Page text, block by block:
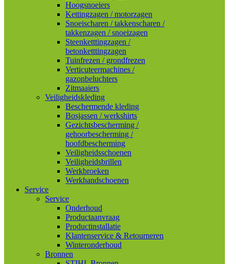
Hoogsnoeiers
Kettingzagen / motorzagen
Snoeischaren / takkenscharen /
takkenzagen / snoeizagen
Steenketttingzagen /
betonketttingzagen
Tuinfrezen / grondfrezen
Verticuteermachines /
gazonbeluchters
Zitmaaiers
Veiligheidskleding
Beschermende kleding
Bosjassen / werkshirts
Gezichtsbescherming /
gehoorbescherming /
hoofdbescherming
Veiligheidsschoenen
Veiligheidsbrillen
Werkbroeken
Werkhandschoenen
Service
Service
Onderhoud
Productaanvraag
Productinstallatie
Klantenservice & Retourneren
Winteronderhoud
Bronnen